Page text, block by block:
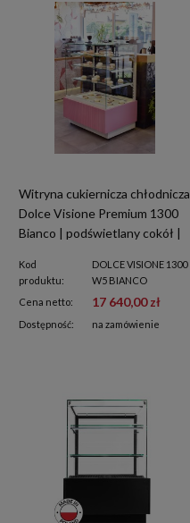
Witryna cukiernicza chłodnicza
Dolce Visione Premium 1300
Bianco | podświetlany cokół |
1300x670x1300 mm
Kod
produktu:
DOLCE VISIONE 1300
W5 BIANCO
Cena netto:
17 640,00 zł
Dostępność: na zamówienie